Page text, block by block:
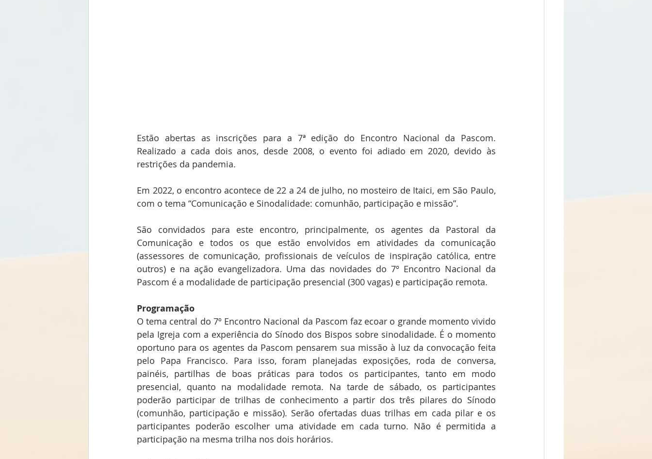
Estão abertas as inscrições para a 7ª edição do Encontro Nacional da Pascom.
Realizado a cada dois anos, desde 2008, o evento foi adiado em 2020, devido às
restrições da pandemia.
Em 2022, o encontro acontece de 22 a 24 de julho, no mosteiro de Itaici, em São Paulo,
com o tema “Comunicação e Sinodalidade: comunhão, participação e missão”.
São convidados para este encontro, principalmente, os agentes da Pastoral da
Comunicação e todos os que estão envolvidos em atividades da comunicação
(assessores de comunicação, profissionais de veículos de inspiração católica, entre
outros) e na ação evangelizadora. Uma das novidades do 7º Encontro Nacional da
Pascom é a modalidade de participação presencial (300 vagas) e participação remota.
Programação
O tema central do 7º Encontro Nacional da Pascom faz ecoar o grande momento vivido
pela Igreja com a experiência do Sínodo dos Bispos sobre sinodalidade. É o momento
oportuno para os agentes da Pascom pensarem sua missão à luz da convocação feita
pelo Papa Francisco. Para isso, foram planejadas exposições, roda de conversa,
painéis, partilhas de boas práticas para todos os participantes, tanto em modo
presencial, quanto na modalidade remota. Na tarde de sábado, os participantes
poderão participar de trilhas de conhecimento a partir dos três pilares do Sínodo
(comunhão, participação e missão). Serão ofertadas duas trilhas em cada pilar e os
participantes poderão escolher uma atividade em cada turno. Não é permitida a
participação na mesma trilha nos dois horários.